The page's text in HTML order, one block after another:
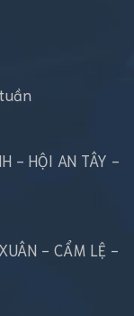
- HỘI AN TÂY -
- CẨM LỆ -